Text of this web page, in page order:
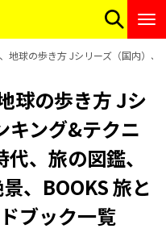
地球の歩き方 Jシリーズ（国内）
球の歩き方 Jシ
キング&テクニ
、旅の図鑑、
、BOOKS 旅と
ブック一覧